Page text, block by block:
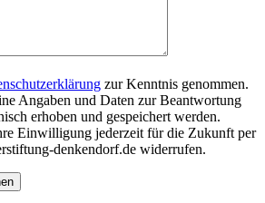
zur Kenntnis genommen.
Angaben und Daten zur Beantwortung
erhoben und gespeichert werden.
Einwilligung jederzeit für die Zukunft per
denkendorf.de widerrufen.